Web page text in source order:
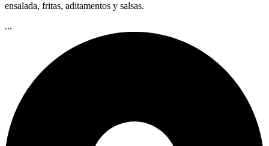
ensalada, fritas, aditamentos y salsas.
...